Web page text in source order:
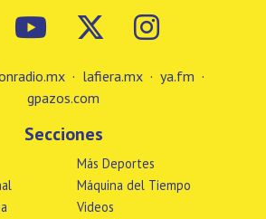
· lafiera.mx · ya.fm ·
gpazos.com
Secciones
Más Deportes
Máquina del Tiempo
Videos